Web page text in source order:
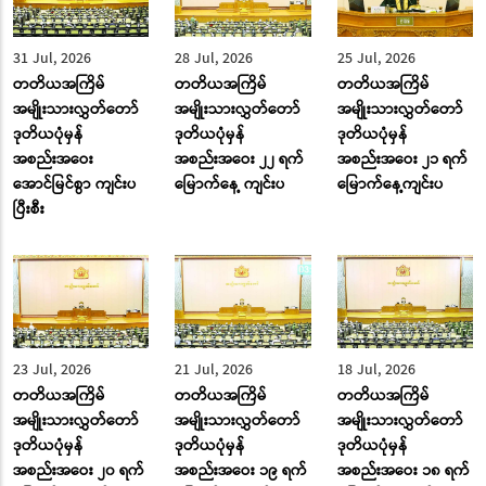
31 Jul, 2026
တတိယအကြိမ်
အမျိုးသားလွှတ်တော်
ဒုတိယပုံမှန်
အစည်းအဝေး
အောင်မြင်စွာ ကျင်းပ
ပြီးစီး
28 Jul, 2026
တတိယအကြိမ်
အမျိုးသားလွှတ်တော်
ဒုတိယပုံမှန်
အစည်းအဝေး ၂၂ ရက်
မြောက်နေ့ ကျင်းပ
25 Jul, 2026
တတိယအကြိမ်
အမျိုးသားလွှတ်တော်
ဒုတိယပုံမှန်
အစည်းအဝေး ၂၁ ရက်
မြောက်နေ့ကျင်းပ
23 Jul, 2026
တတိယအကြိမ်
အမျိုးသားလွှတ်တော်
ဒုတိယပုံမှန်
အစည်းအဝေး ၂၀ ရက်
21 Jul, 2026
တတိယအကြိမ်
အမျိုးသားလွှတ်တော်
ဒုတိယပုံမှန်
အစည်းအဝေး ၁၉ ရက်
18 Jul, 2026
တတိယအကြိမ်
အမျိုးသားလွှတ်တော်
ဒုတိယပုံမှန်
အစည်းအဝေး ၁၈ ရက်